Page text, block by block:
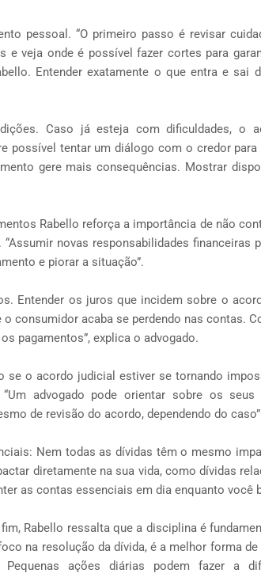
pessoal. “O primeiro passo é revisar
e veja onde é possível fazer cortes para
Entender exatamente o que entra e sai
Caso já esteja com dificuldades, o
possível tentar um diálogo com o credor
gere mais consequências. Mostrar
Rabello reforça a importância de não
novas responsabilidades financeiras
e piorar a situação”.
Entender os juros que incidem sobre o
consumidor acaba se perdendo nas contas.
pagamentos”, explica o advogado.
se o acordo judicial estiver se tornando
advogado pode orientar sobre os
de revisão do acordo, dependendo do
Nem todas as dívidas têm o mesmo
diretamente na sua vida, como dívidas
as contas essenciais em dia enquanto você
Rabello ressalta que a disciplina é
na resolução da dívida, é a melhor forma
Pequenas ações diárias podem fazer a